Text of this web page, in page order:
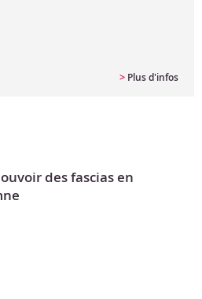
> Plus d'infos
des fascias en